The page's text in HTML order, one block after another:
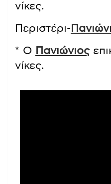
νίκες.
Περιστέρι-
* Ο Πανιώνιος
νίκες.